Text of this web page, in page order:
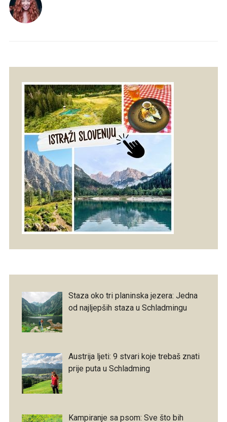
Staza oko tri planinska jezera: Jedna
od najljepših staza u Schladmingu
Austrija ljeti: 9 stvari koje trebaš znati
prije puta u Schladming
Kampiranje sa psom: Sve što bih